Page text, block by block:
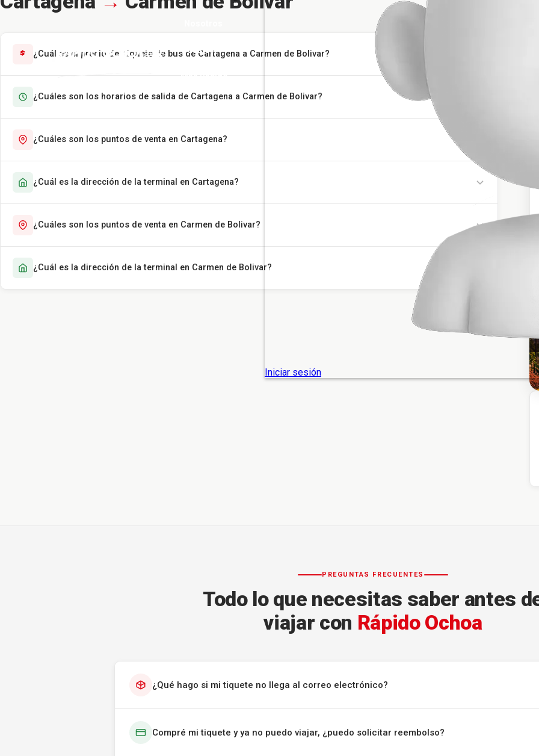
Pasajes
Encomiendas
¿Cuál es el precio del tiquete de bus de Cartagena a Carmen de Bolivar?
¿Cuáles son los horarios de salida de Cartagena a Carmen de Bolivar?
¿Cuáles son los puntos de venta en Cartagena?
¿Cuál es la dirección de la terminal en Cartagena?
¿Cuáles son los puntos de venta en Carmen de Bolivar?
¿Cuál es la dirección de la terminal en Carmen de Bolivar?
PREGUNTAS FRECUENTES
Todo lo que necesitas saber antes
viajar con Rápido Ochoa
¿Qué hago si mi tiquete no llega al correo electrónico?
Compré mi tiquete y ya no puedo viajar, ¿puedo solicitar reembolso?